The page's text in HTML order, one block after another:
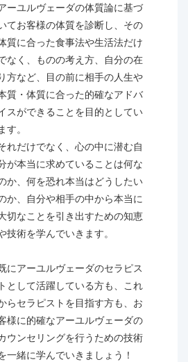
フスタイルへと改善したい方
学びたいが本を読んでもよくわ
るところを探している、医療従
の専門職の方
ているのか、人はなぜ病気にな
な疑問を持っていて太古の人々が
い方
て自分を深めたい方
ダ学会のセルフケアアドバイザ
方
の特徴】
の特典付き
ト
ジナルのカウンセリング用体質チ
利
度年会費合計22,000円免除
ユルヴェーダ知識の実力を試す
ーユルヴェーダの体質論に基づ
てお客様の体質を診断し、その
質に合った食事法や生活法だけ
なく、ものの考え方、自分の在
り方など、目の前に相手の人生や
質・体質に合った的確なアドバ
スができることを目的としてい
ます。
れだけでなく、心の中に潜む自
が本当に求めていることは何な
か、何を恐れ本当はどうしたい
か、自分や相手の中から本当に
切なことを引き出すための知恵
技術を学んでいきます。
にアーユルヴェーダのセラピス
トとして活躍している方も、これ
らセラピストを目指す方も、お
様に的確なアーユルヴェーダの
ウンセリングを行うための技術
一緒に学んでいきましょう！